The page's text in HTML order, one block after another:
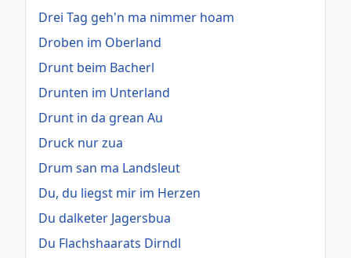
Drei Tag geh'n ma nimmer hoam
Droben im Oberland
Drunt beim Bacherl
Drunten im Unterland
Drunt in da grean Au
Druck nur zua
Drum san ma Landsleut
Du, du liegst mir im Herzen
Du dalketer Jagersbua
Du Flachshaarats Dirndl